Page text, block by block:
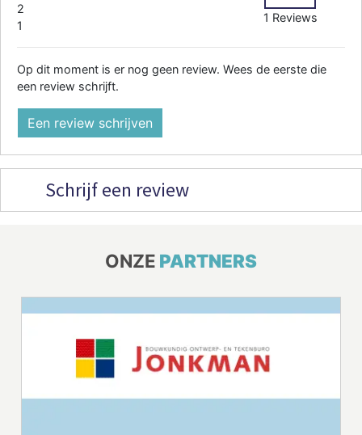
2
1
1 Reviews
Op dit moment is er nog geen review. Wees de eerste die
een review schrijft.
Een review schrijven
Schrijf een review
ONZE PARTNERS